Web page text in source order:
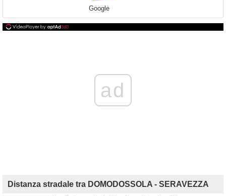
Google
ad
Distanza stradale tra DOMODOSSOLA - SERAVEZZA